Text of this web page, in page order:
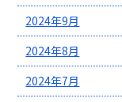
2024年9月
2024年8月
2024年7月